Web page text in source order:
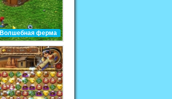
Волшебная ферма